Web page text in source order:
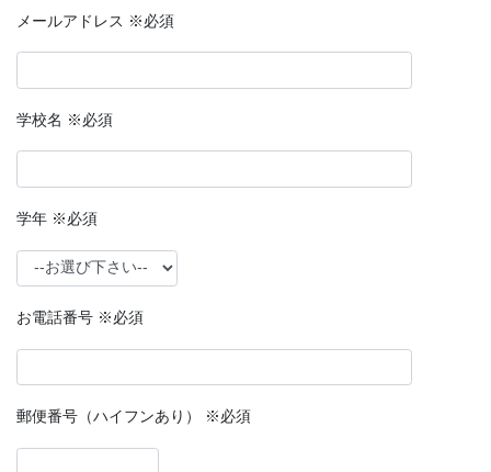
メールアドレス ※必須
学校名 ※必須
学年 ※必須
お電話番号 ※必須
郵便番号（ハイフンあり） ※必須